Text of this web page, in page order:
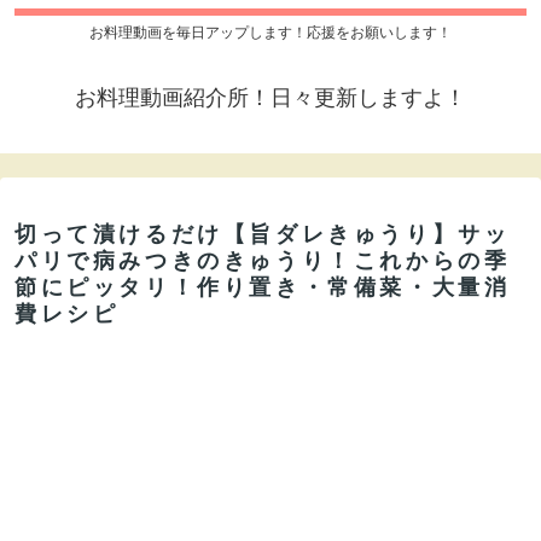
お料理動画を毎日アップします！応援をお願いします！
お料理動画紹介所！日々更新しますよ！
切って漬けるだけ【旨ダレきゅうり】サッ
パリで病みつきのきゅうり！これからの季
節にピッタリ！作り置き・常備菜・大量消
費レシピ